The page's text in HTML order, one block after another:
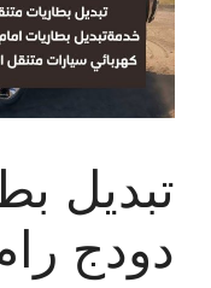
تبديل